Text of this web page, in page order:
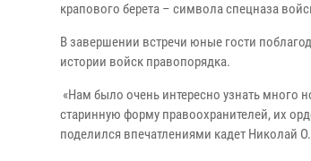
крапового берета – символа спецназа
В завершении встречи юные гости
истории войск правопорядка.
«Нам было очень интересно узнать
старинную форму правоохранителей, их
поделился впечатлениями кадет Николай О.